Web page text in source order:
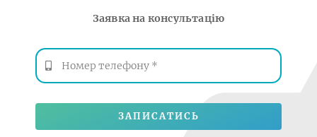
Заявка на консультацію
ЗАПИСАТИСЬ